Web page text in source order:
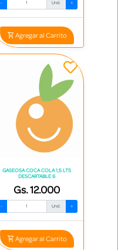
- Und. +
Agregar al Carrito
GASEOSA COCA COLA 1,5 LTS
DESCARTABLE 6
Gs. 12.000
- Und. +
Agregar al Carrito